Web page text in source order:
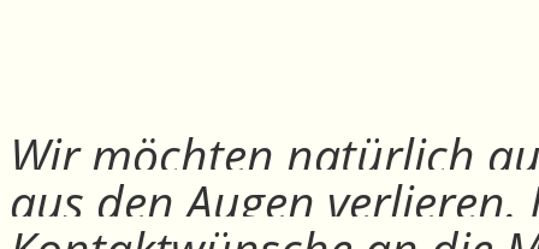
Wir möchten natürlich
aus den Augen